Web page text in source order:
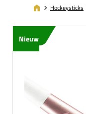
Hockeysticks
Nieuw